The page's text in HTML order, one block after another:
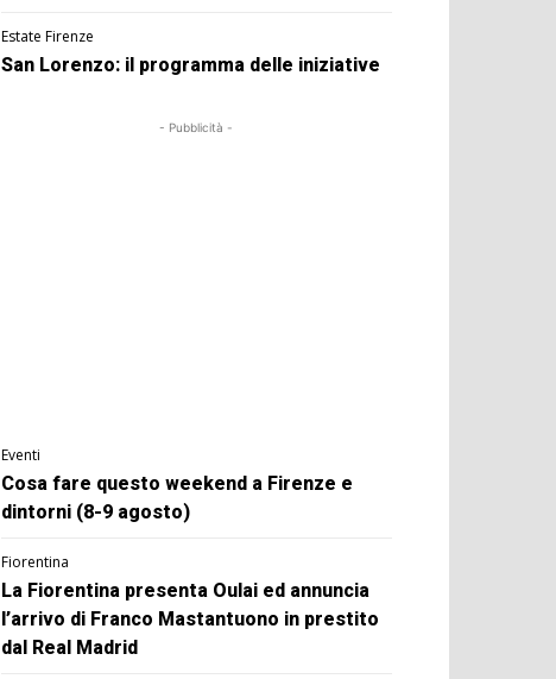
Estate Firenze
San Lorenzo: il programma delle iniziative
- Pubblicità -
Eventi
Cosa fare questo weekend a Firenze e
dintorni (8-9 agosto)
Fiorentina
La Fiorentina presenta Oulai ed annuncia
l’arrivo di Franco Mastantuono in prestito
dal Real Madrid